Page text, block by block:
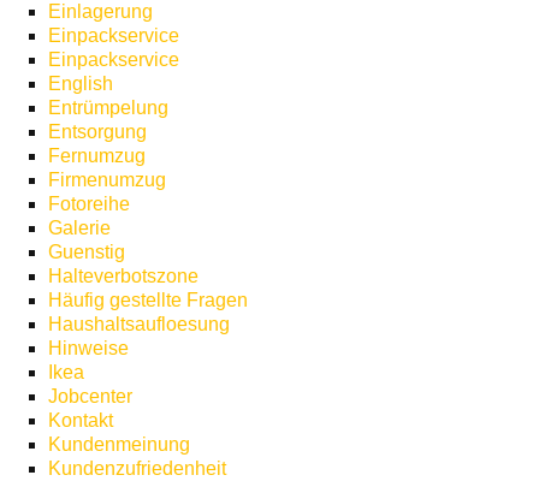
Einlagerung
Einpackservice
Einpackservice
English
Entrümpelung
Entsorgung
Fernumzug
Firmenumzug
Fotoreihe
Galerie
Guenstig
Halteverbotszone
Häufig gestellte Fragen
Haushaltsaufloesung
Hinweise
Ikea
Jobcenter
Kontakt
Kundenmeinung
Kundenzufriedenheit